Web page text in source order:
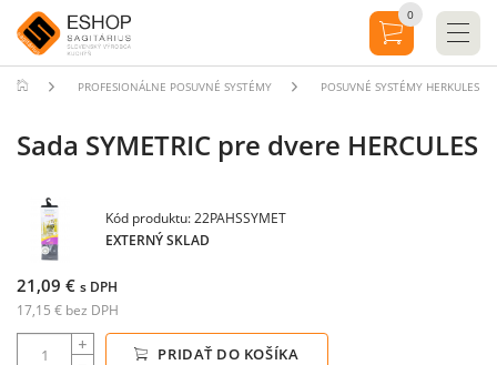
PROFESIONÁLNE POSUVNÉ SYSTÉMY POSUVNÉ SYSTÉMY HERKULES
Sada SYMETRIC pre dvere HERCULES
Kód produktu: 22PAHSSYMET
EXTERNÝ SKLAD
21,09 € s DPH
17,15 € bez DPH
PRIDAŤ DO KOŠÍKA
0